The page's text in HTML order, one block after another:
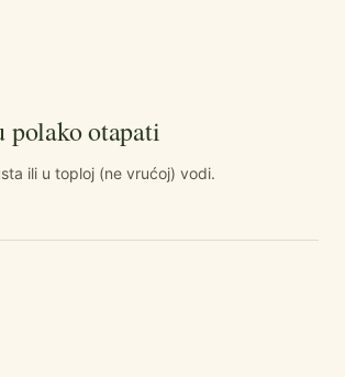
polako otapati
ili u toploj (ne vrućoj) vodi.